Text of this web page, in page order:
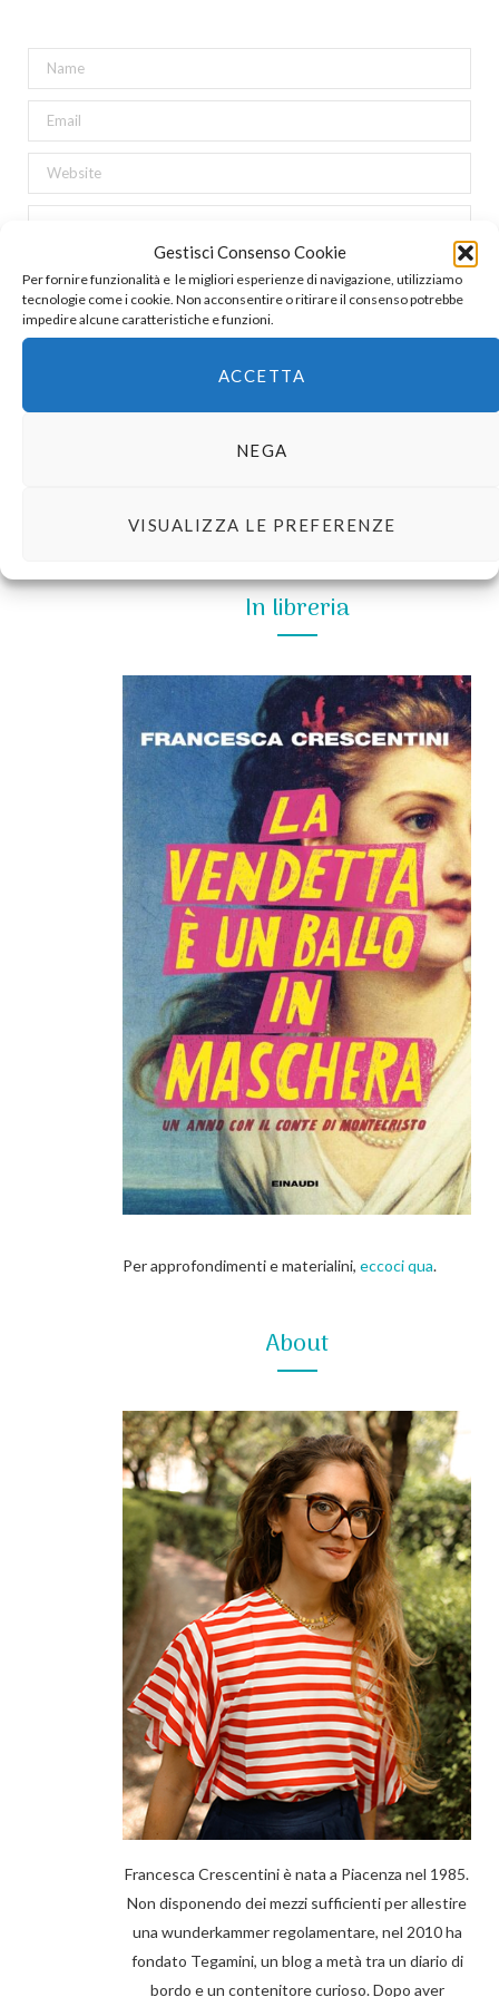
Gestisci Consenso Cookie
Per fornire funzionalità e le migliori esperienze di navigazione, utilizziamo
tecnologie come i cookie. Non acconsentire o ritirare il consenso potrebbe
impedire alcune caratteristiche e funzioni.
ACCETTA
NEGA
VISUALIZZA LE PREFERENZE
In libreria
Per approfondimenti e materialini, eccoci qua.
About
Francesca Crescentini è nata a Piacenza nel 1985.
Non disponendo dei mezzi sufficienti per allestire
una wunderkammer regolamentare, nel 2010 ha
fondato Tegamini, un blog a metà tra un diario di
bordo e un contenitore curioso. Dopo aver